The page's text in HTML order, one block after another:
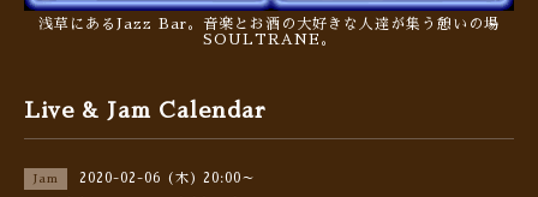
浅草にあるJazz Bar。音楽とお酒の大好きな人達が集う憩いの場
SOULTRANE。
Live & Jam Calendar
Jam 2020-02-06 (木) 20:00～